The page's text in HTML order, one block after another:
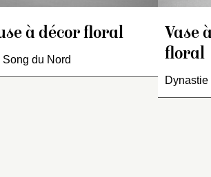
à décor floral
Song du Nord
Vase
floral
Dynastie